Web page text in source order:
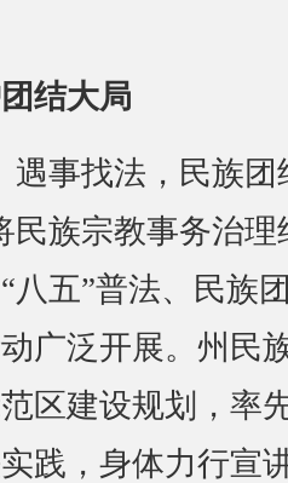
结大局
事找法，民族团
民族宗教事务治理
八五”普法、民族
广泛开展。州民
区建设规划，率
践，身体力行宣